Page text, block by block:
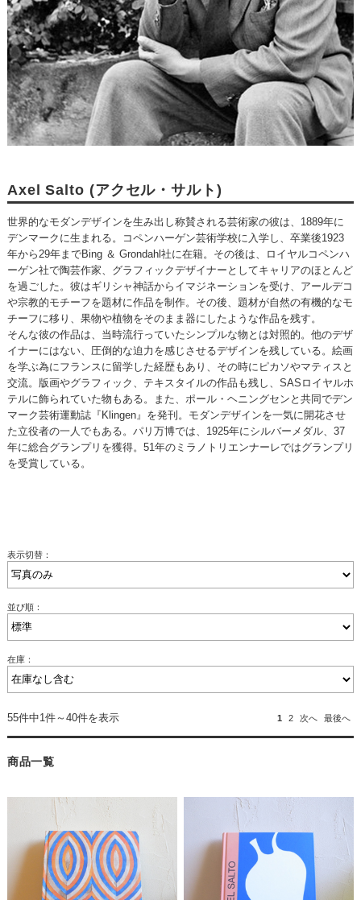
Axel Salto (アクセル・サルト)
世界的なモダンデザインを生み出し称賛される芸術家の彼は、1889年に
デンマークに生まれる。コペンハーゲン芸術学校に入学し、卒業後1923
年から29年までBing ＆ Grondahl社に在籍。その後は、ロイヤルコペンハ
ーゲン社で陶芸作家、グラフィックデザイナーとしてキャリアのほとんど
を過ごした。彼はギリシャ神話からイマジネーションを受け、アールデコ
や宗教的モチーフを題材に作品を制作。その後、題材が自然の有機的なモ
チーフに移り、果物や植物をそのまま器にしたような作品を残す。
そんな彼の作品は、当時流行っていたシンプルな物とは対照的。他のデザ
イナーにはない、圧倒的な迫力を感じさせるデザインを残している。絵画
を学ぶ為にフランスに留学した経歴もあり、その時にピカソやマティスと
交流。版画やグラフィック、テキスタイルの作品も残し、SASロイヤルホ
テルに飾られていた物もある。また、ポール・ヘニングセンと共同でデン
マーク芸術運動誌『Klingen』を発刊。モダンデザインを一気に開花させ
た立役者の一人でもある。パリ万博では、1925年にシルバーメダル、37
年に総合グランプリを獲得。51年のミラノトリエンナーレではグランプリ
を受賞している。
表示切替：
並び順：
在庫：
55件中1件～40件を表示 1 2 次へ 最後へ
商品一覧